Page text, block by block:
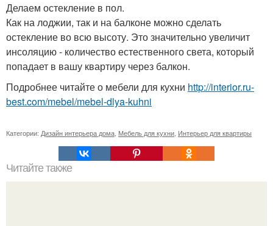
Делаем остекление в пол.
Как на лоджии, так и на балконе можно сделать
остекление во всю высоту. Это значительно увеличит
инсоляцию - количество естественного света, который
попадает в вашу квартиру через балкон.
Подробнее читайте о мебели для кухни http://interior.ru-
best.com/mebel/mebel-dlya-kuhni
Категории: Дизайн интерьера дома, Мебель для кухни, Интерьер для квартиры
Читайте также